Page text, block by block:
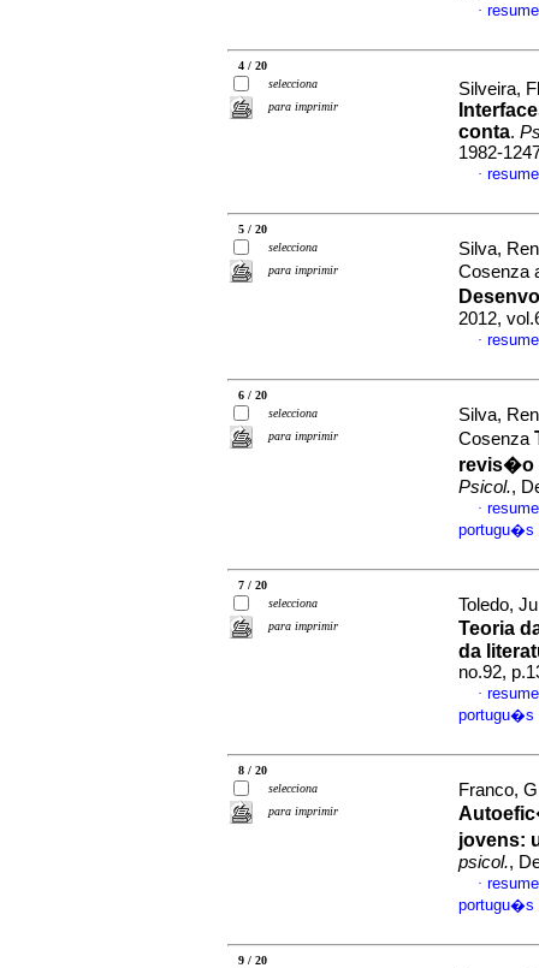
·
4 / 20
selecciona
para imprimir
Silveira,
conta.
1982-
·
5 / 20
selecciona
para imprimir
Silva,
Cosenza
2012,
·
6 / 20
selecciona
para imprimir
Silva,
Cosenza
revis�o
Psicol.,
·
portugu�s
7 / 20
selecciona
para imprimir
Toledo,
Teoria
da
no.92,
·
portugu�s
8 / 20
selecciona
para imprimir
Franco,
jovens:
psicol.,
·
portugu�s
9 / 20